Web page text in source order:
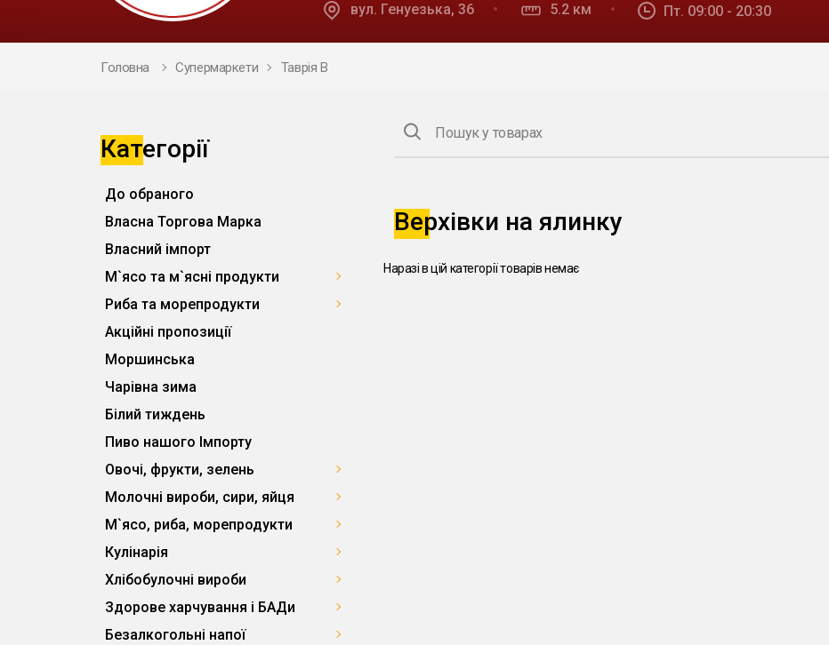
вул. Генуезька, 36 5.2 км Пт. 09:00 - 20:30
Головна Супермаркети Таврія В
Категорії
До обраного
Власна Торгова Марка
Власний імпорт
М`ясо та м`ясні продукти
Риба та морепродукти
Акційні пропозиції
Моршинська
Чарівна зима
Білий тиждень
Пиво нашого Імпорту
Овочі, фрукти, зелень
Молочні вироби, сири, яйця
М`ясо, риба, морепродукти
Кулінарія
Хлібобулочні вироби
Здорове харчування і БАДи
Безалкогольні напої
Пошук у товарах
Верхівки на ялинку
Наразі в цій категорії товарів немає